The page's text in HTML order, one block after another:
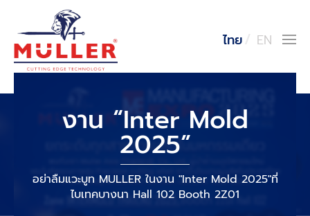
ไทย EN
งาน “Inter Mold
2025”
อย่าลืมแวะบูท MULLER ในงาน "Inter Mold 2025"ที่
ไบเทคบางนา Hall 102 Booth 2Z01